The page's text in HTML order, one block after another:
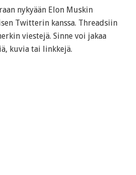
nykyään Elon Muskin
Twitterin kanssa. Threadsiin
viestejä. Sinne voi jakaa
kuvia tai linkkejä.